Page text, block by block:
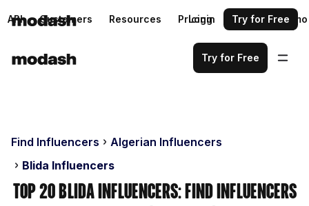
API Customers Resources Pricing Request a demo
Login Try for Free
Try for Free
Find Influencers
Algerian Influencers
Blida Influencers
Top 20 Blida Influencers: Find Influencers